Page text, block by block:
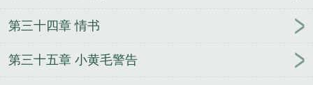
第三十四章 情书
第三十五章 小黄毛警告